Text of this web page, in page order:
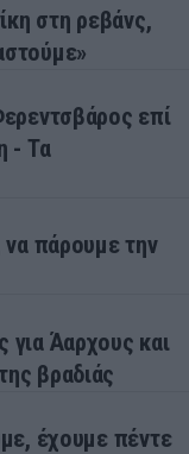
στη ρεβάνς,
επί
- Τα
να πάρουμε την
για Άαρχους και
βραδιάς
έχουμε πέντε